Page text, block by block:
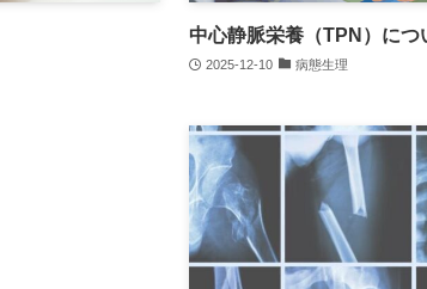
中心静脈栄養（TPN）につ
2025-12-10 病態生理